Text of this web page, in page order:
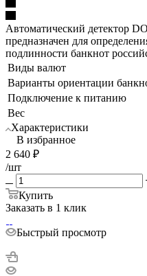
Автоматический детектор
предназначен для
подлинности банкнот
Виды валют
Варианты ориентации
Подключение к питанию
Вес
Характеристики
В избранное
2 640 ₽
/шт
Купить
Заказать в 1 клик
Быстрый просмотр